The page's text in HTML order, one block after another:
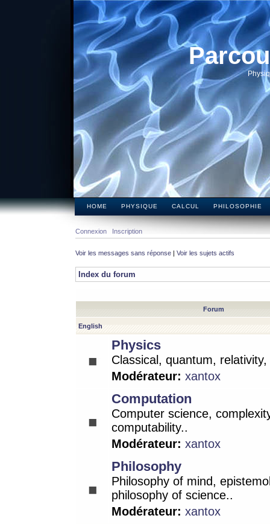
HOME PHYSIQUE CALCUL PHILOSOPHIE
Connexion Inscription
Voir les messages sans réponse | Voir les sujets actifs
Index du forum
Forum
English
Physics
Classical, quantum,
Modérateur: xantox
Computation
Computer science,
computability..
Modérateur: xantox
Philosophy
Philosophy of mind,
philosophy of science..
Modérateur: xantox